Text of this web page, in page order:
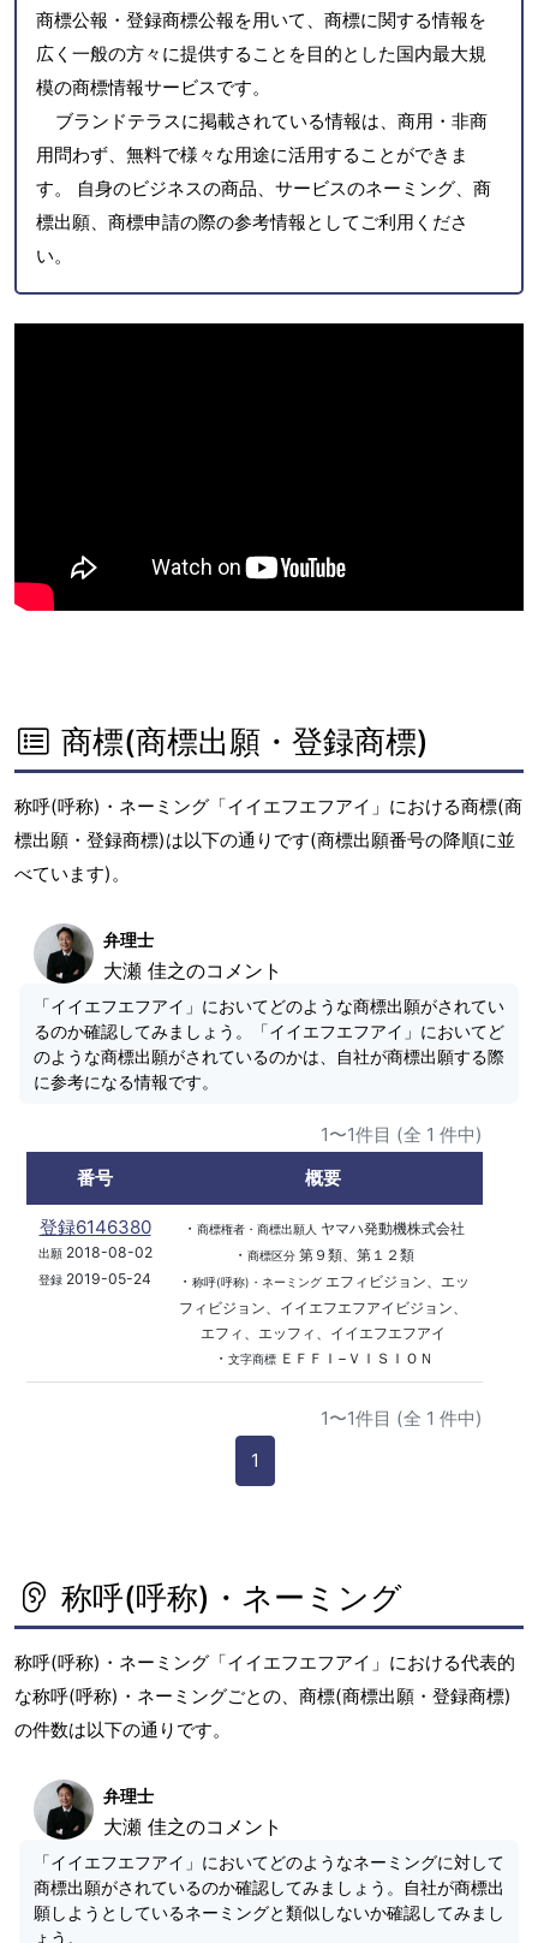
商標公報・登録商標公報を用いて、商標に関する情報を
広く一般の方々に提供することを目的とした国内最大規
模の商標情報サービスです。
ブランドテラスに掲載されている情報は、商用・非商
用問わず、無料で様々な用途に活用することができま
す。 自身のビジネスの商品、サービスのネーミング、商
標出願、商標申請の際の参考情報としてご利用くださ
い。
商標(商標出願・登録商標)
称呼(呼称)・ネーミング「イイエフエフアイ」における商標(商
標出願・登録商標)は以下の通りです(商標出願番号の降順に並
べています)。
弁理士
大瀬 佳之のコメント
「イイエフエフアイ」においてどのような商標出願がされてい
るのか確認してみましょう。「イイエフエフアイ」においてど
のような商標出願がされているのかは、自社が商標出願する際
に参考になる情報です。
1〜1件目 (全 1 件中)
番号
概要
登録6146380
出願2018-08-02
登録 2019-05-24
・ 商標権者・商標出願人
ヤマハ発動機株式会社
・ 商標区分第９類、第１２類
・ 称呼(呼称)・ネーミングエフィビジョン、エッ
フィビジョン、イイエフエフアイビジョン、
エフィ、エッフィ、イイエフエフアイ
・ 文字商標ＥＦＦＩ−ＶＩＳＩＯＮ
1〜1件目 (全 1 件中)
1
称呼(呼称)・ネーミング
称呼(呼称)・ネーミング「イイエフエフアイ」における代表的
な称呼(呼称)・ネーミングごとの、商標(商標出願・登録商標)
の件数は以下の通りです。
弁理士
大瀬 佳之のコメント
「イイエフエフアイ」においてどのようなネーミングに対して
商標出願がされているのか確認してみましょう。自社が商標出
願しようとしているネーミングと類似しないか確認してみまし
ょう。